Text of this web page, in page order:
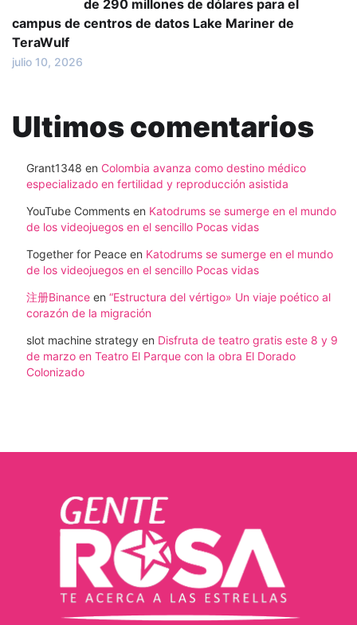
de 290 millones de dólares para el
campus de centros de datos Lake Mariner de
TeraWulf
julio 10, 2026
Ultimos comentarios
Grant1348 en Colombia avanza como destino médico
especializado en fertilidad y reproducción asistida
YouTube Comments en Katodrums se sumerge en el mundo
de los videojuegos en el sencillo Pocas vidas
Together for Peace en Katodrums se sumerge en el mundo
de los videojuegos en el sencillo Pocas vidas
注册Binance en “Estructura del vértigo» Un viaje poético al
corazón de la migración
slot machine strategy en Disfruta de teatro gratis este 8 y 9
de marzo en Teatro El Parque con la obra El Dorado
Colonizado